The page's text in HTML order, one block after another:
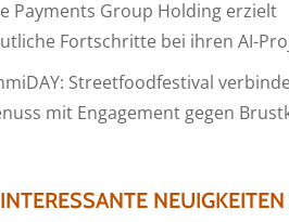
Payments Group Holding erzielt
Fortschritte bei ihren AI-
Streetfoodfestival
mit Engagement gegen
INTERESSANTE